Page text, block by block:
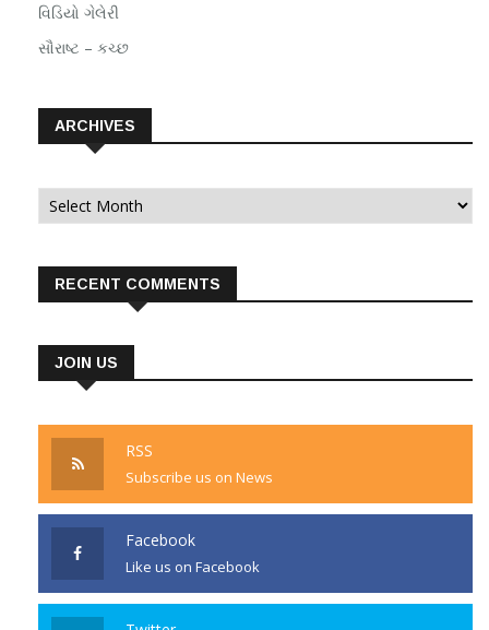
વિડિયો ગેલેરી
સૌરાષ્ટ – કચ્છ
ARCHIVES
Archives
RECENT COMMENTS
JOIN US
RSS
Subscribe us on News
Facebook
Like us on Facebook